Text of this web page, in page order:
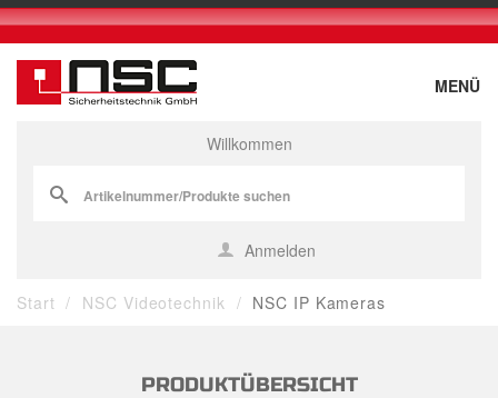
MENÜ
Willkommen
Anmelden
Start NSC Videotechnik NSC IP Kameras
PRODUKTÜBERSICHT